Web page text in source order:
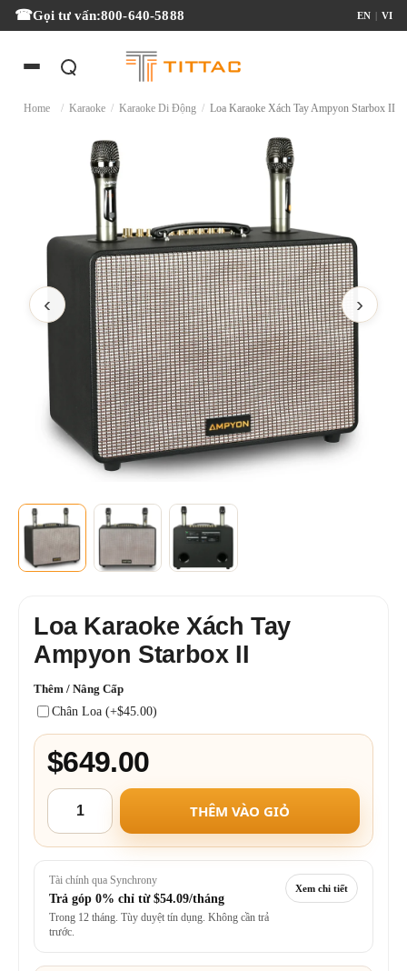
Gọi tư vấn:800-640-5888 EN | VI
Home / Karaoke / Karaoke Di Động / Loa Karaoke Xách Tay Ampyon Starbox II
‹ ›
Loa Karaoke Xách Tay
Ampyon Starbox II
Thêm / Nâng Cấp
Chân Loa (+$45.00)
$649.00
THÊM VÀO GIỎ
Tài chính qua Synchrony
Trả góp 0% chỉ từ $54.09/tháng
Trong 12 tháng. Tùy duyệt tín dụng. Không cần trả
trước.
Xem chi tiết